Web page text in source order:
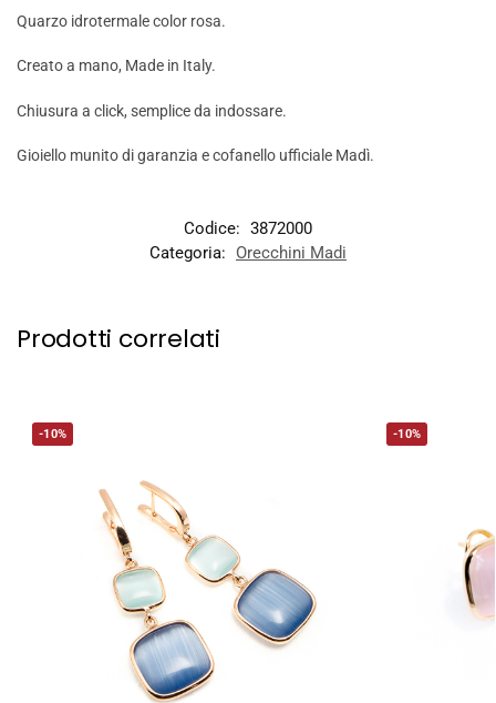
Quarzo idrotermale color rosa.
Creato a mano, Made in Italy.
Chiusura a click, semplice da indossare.
Gioiello munito di garanzia e cofanello ufficiale Madì.
Codice: 3872000
Categoria:
Orecchini Madi
Prodotti correlati
-10% -10%